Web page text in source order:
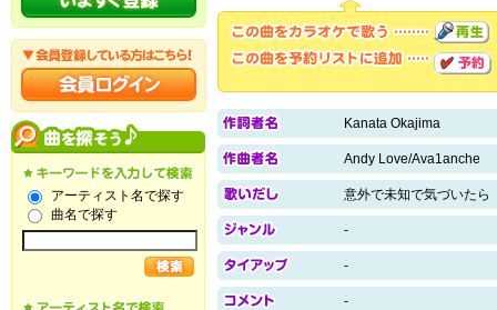
アーティスト名で探す
曲名で探す
Kanata Okajima
Andy Love/Ava1anche
意外で未知で気づいたら
-
-
-